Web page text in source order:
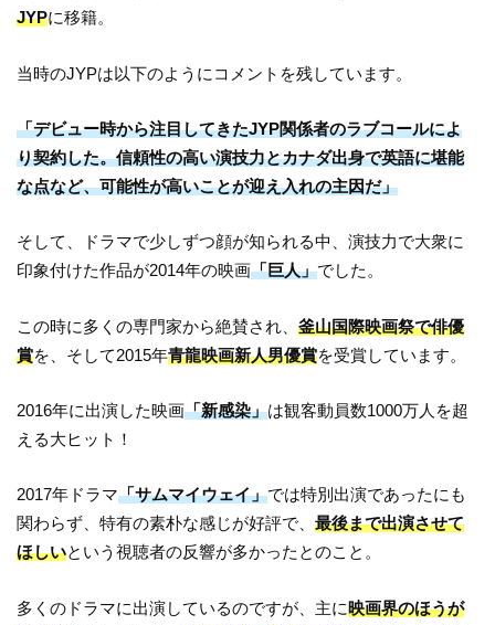
JYPに移籍。
当時のJYPは以下のようにコメントを残しています。
「デビュー時から注目してきたJYP関係者のラブコールによ
り契約した。信頼性の高い演技力とカナダ出身で英語に堪能
な点など、可能性が高いことが迎え入れの主因だ」
そして、ドラマで少しずつ顔が知られる中、演技力で大衆に
印象付けた作品が2014年の映画「巨人」でした。
この時に多くの専門家から絶賛され、釜山国際映画祭で俳優
賞を、そして2015年青龍映画新人男優賞を受賞しています。
2016年に出演した映画「新感染」は観客動員数1000万人を超
える大ヒット！
2017年ドラマ「サムマイウェイ」では特別出演であったにも
関わらず、特有の素朴な感じが好評で、最後まで出演させて
ほしいという視聴者の反響が多かったとのこと。
多くのドラマに出演しているのですが、主に映画界のほうが